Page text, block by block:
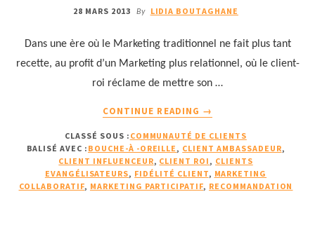
28 MARS 2013 By LIDIA BOUTAGHANE
Dans une ère où le Marketing traditionnel ne fait plus tant
recette, au profit d’un Marketing plus relationnel, où le client-
roi réclame de mettre son …
CONTINUE READING
LES
CLIENTS
AMBASSADEURS
RECOMMANDENT
→
CLASSÉ SOUS : COMMUNAUTÉ DE CLIENTS
BALISÉ AVEC : BOUCHE-À -OREILLE , CLIENT AMBASSADEUR,
CLIENT INFLUENCEUR, CLIENT ROI , CLIENTS
EVANGÉLISATEURS, FIDÉLITÉ CLIENT, MARKETING
COLLABORATIF, MARKETING PARTICIPATIF, RECOMMANDATION